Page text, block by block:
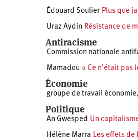
Édouard Soulier Plus que
Uraz Aydin Résistance de
Antiracisme
Commission nationale
Mamadou « Ce n’était pas
Économie
groupe de travail économie,
Politique
An Gwesped Un
Hélène Marra Les effets de